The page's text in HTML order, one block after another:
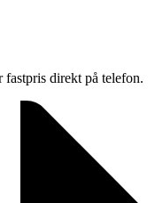
direkt på telefon.